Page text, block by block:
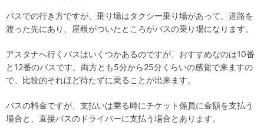
バスでの行き方ですが、乗り場はタクシー乗り場があって、道路を
渡った先にあり、屋根がついたところがバスの乗り場になります。
アスタナへ行くバスはいくつかあるのですが、おすすめなのは10番
と12番のバスです。両方とも5分から25分くらいの感覚で来ますの
で、比較的それほど待たずに乗ることが出来ます。
バスの料金ですが、支払いは乗る時にチケット係員に金額を支払う
場合と、直接バスのドライバーに支払う場合とあります。